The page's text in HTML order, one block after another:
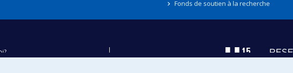
Fonds de soutien à la recherche